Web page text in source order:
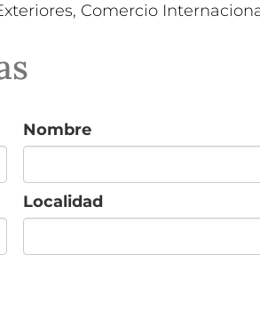
Comercio
Nombre
Localidad